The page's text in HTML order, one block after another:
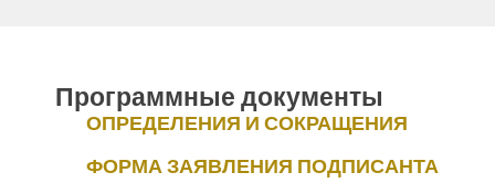
Программные документы
ОПРЕДЕЛЕНИЯ И СОКРАЩЕНИЯ
ФОРМА ЗАЯВЛЕНИЯ ПОДПИСАНТА